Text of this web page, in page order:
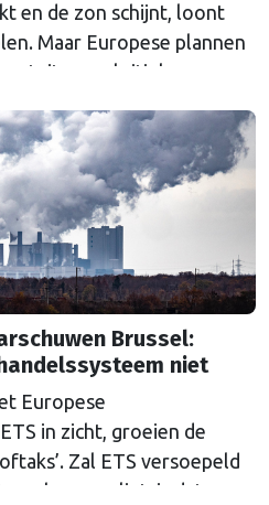
en de zon schijnt, loont
Maar Europese plannen
stuiten op kritiek.
Brussel:
niet
Europese
in zicht, groeien de
Zal ETS versoepeld
ligt, is dat een